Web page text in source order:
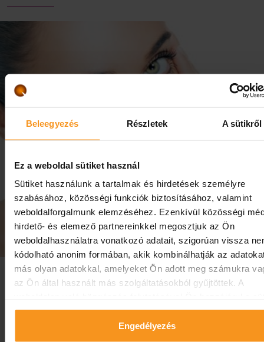
Beleegyezés Részletek A sütikről
Ez a weboldal sütiket használ
Sütiket használunk a tartalmak és hirdetések személyre
szabásához, közösségi funkciók biztosításához, valamint
weboldalforgalmunk elemzéséhez. Ezenkívül közösségi
hirdető- és elemező partnereinkkel megosztjuk az Ön
weboldalhasználatra vonatkozó adatait, szigorúan vissza
kódolható anonim formában, akik kombinálhatják az
más olyan adatokkal, amelyeket Ön adott meg számukra
az Ön által használt más szolgáltatásokból gyűjtöttek. A
használatához.
Engedélyezés
Gyengéd megfiatalodás® program
A fiatalító program segítségével az arcbőr több évvel
fiatalabb állapotát lehet elérni, amely egyrészt azonnal
látható a kezelés után, másrészről a lézernyaláb egy